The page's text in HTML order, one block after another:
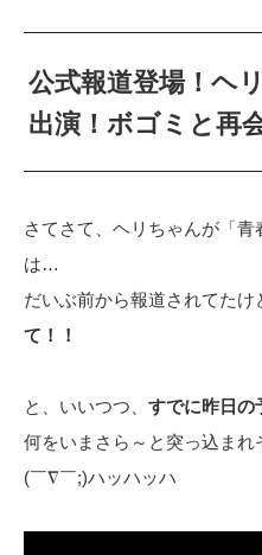
公式報道登場！ヘ
出演！ボゴミと再
さてさて、ヘリちゃんが「
は…
だいぶ前から報道されてた
て！！
と、いいつつ、 すでに昨日の
何をいまさら～と突っ込ま
(￣∇￣;)ハッハッハ